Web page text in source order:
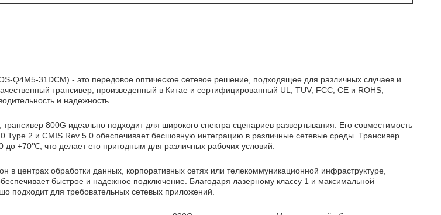
Q4M5-31DCM) - это передовое оптическое сетевое решение, подходящее для различных случаев и
трансивер, произведенный в Китае и сертифицированный UL, TUV, FCC, CE и ROHS,
и надежность.
800G идеально подходит для широкого спектра сценариев развертывания. Его совместимость
Type 2 и CMIS Rev 5.0 обеспечивает бесшовную интеграцию в различные сетевые среды. Трансивер
до +70℃, что делает его пригодным для различных рабочих условий.
в центрах обработки данных, корпоративных сетях или телекоммуникационной инфраструктуре,
быстрое и надежное подключение. Благодаря лазерному классу 1 и максимальной
подходит для требовательных сетевых приложений.